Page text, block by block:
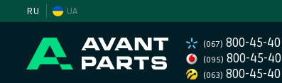
RU UA
(067) 800-45-40
(095) 800-45-40
(063) 800-45-40